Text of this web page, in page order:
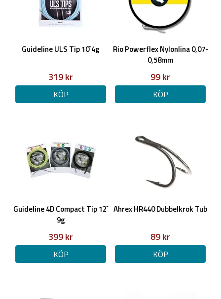
Guideline ULS Tip 10`4g
319 kr
KÖP
Rio Powerflex Nylonlina 0,07-
0,58mm
99 kr
KÖP
Guideline 4D Compact Tip 12`
9g
399 kr
KÖP
Ahrex HR440 Dubbelkrok Tub
89 kr
KÖP